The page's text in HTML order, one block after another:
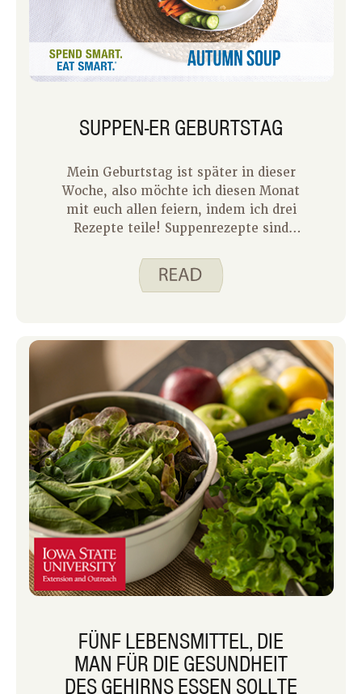
SUPPEN-ER GEBURTSTAG
Mein Geburtstag ist später in dieser
Woche, also möchte ich diesen Monat
mit euch allen feiern, indem ich drei
Rezepte teile! Suppenrezepte sind
Essen. Ich liebe es, Suppen zu kochen,
weil sie flexibel sind und ich in der
Hand habe. Ich liebe es, Suppe zu
essen, weil sie mir ein warmes Gefühl
gibt. Im Folgenden finden Sie meine
drei besten Spend Smart. Essen Sie
intelligent. Suppenrezepte.
FÜNF LEBENSMITTEL, DIE
MAN FÜR DIE GESUNDHEIT
DES GEHIRNS ESSEN SOLLTE